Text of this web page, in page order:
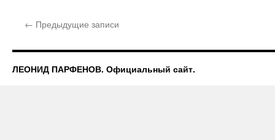
← Предыдущие записи
ЛЕОНИД ПАРФЕНОВ. Официальный сайт.